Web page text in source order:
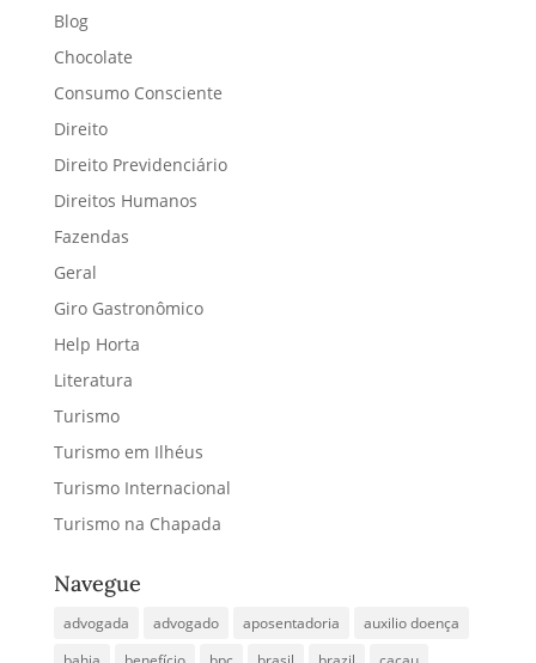
Blog
Chocolate
Consumo Consciente
Direito
Direito Previdenciário
Direitos Humanos
Fazendas
Geral
Giro Gastronômico
Help Horta
Literatura
Turismo
Turismo em Ilhéus
Turismo Internacional
Turismo na Chapada
Navegue
advogada advogado aposentadoria
auxilio doença